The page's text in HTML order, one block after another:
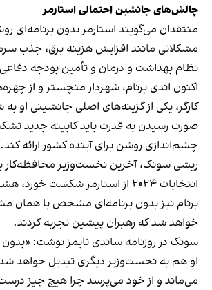
چالش‌های جانشین احتمالی استارمر
منتقدان می‌گویند استارمر بدون برنامه‌ای
مشکلاتی مانند افزایش هزینه برق، جذب
نظام بهداشت و درمان و تأمین بودجه
اکنون اندی برنام، شهردار منچستر و از
کارگر، یکی از گزینه‌های اصلی جانشینی او
صورت رسیدن به قدرت باید کابینه جدید
چشم‌اندازی روشن برای آینده کشور ارائه کند.
ریشی سونک، آخرین نخست‌وزیر محافظه‌کار
انتخابات ۲۰۲۴ از استارمر شکست
برنام نیز بدون برنامه‌ای مشخص با همان
خواهد شد که رهبران پیشین تجربه کردند.
سونک در روزنامه ساندی تایمز نوشت:
او هم به نخست‌وزیر دیگری تبدیل خواهد
می‌ماند و از خود می‌پرسد چرا هیچ چیز